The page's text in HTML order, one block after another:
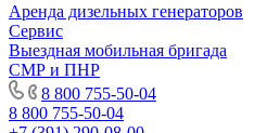
Аренда дизельных генераторов
Сервис
Выездная мобильная бригада
СМР и ПНР
8 800 755-50-04
8 800 755-50-04